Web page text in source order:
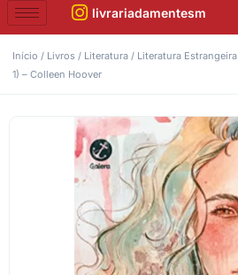
livrariadamentesm
Início / Livros / Literatura / Literatura Estrangeira
1) – Colleen Hoover